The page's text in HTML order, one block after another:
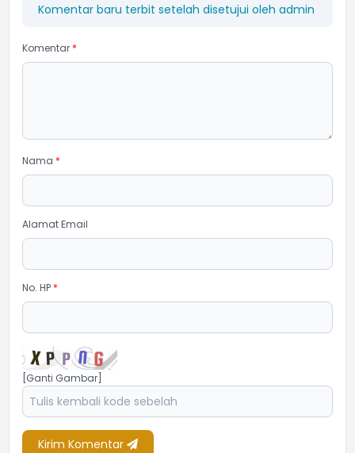
Komentar baru terbit setelah disetujui oleh admin
Komentar *
Nama *
Alamat Email
No. HP *
[Ganti Gambar]
Kirim Komentar